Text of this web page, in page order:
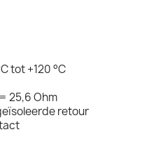
tot +120 °C
25,6 Ohm
retour